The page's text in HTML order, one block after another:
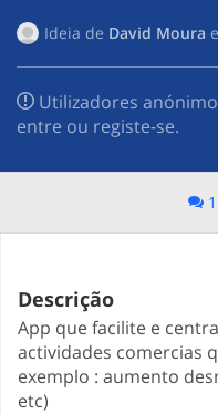
Ideia de David Moura
Utilizadores
entre ou registe-se.
Descrição
App que facilite e
actividades comercias
exemplo : aumento
etc)